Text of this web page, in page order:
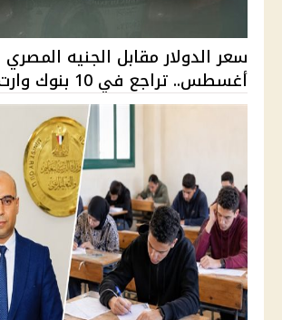
أغسطس.. تراجع في 10 بنوك وارت...